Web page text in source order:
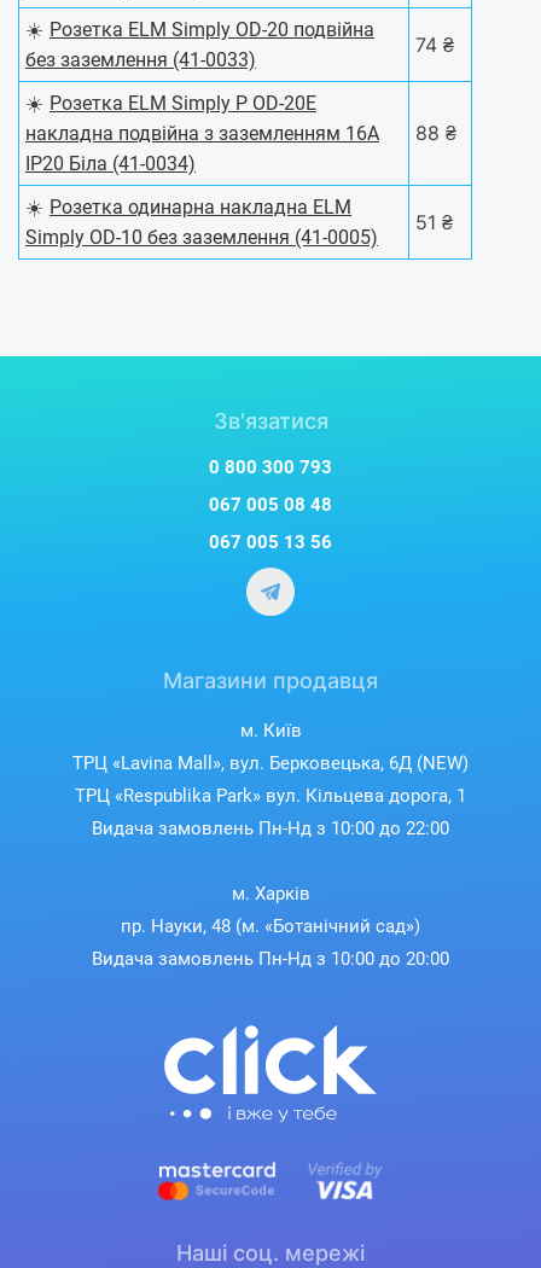
☀️ Розетка ELM Simply OD-20 подвійна
без заземлення (41-0033)
74 ₴
☀️ Розетка ELM Simply P ОD-20Е
накладна подвійна з заземленням 16А
IP20 Біла (41-0034)
88 ₴
☀️ Розетка одинарна накладна ELM
Simply OD-10 без заземлення (41-0005)
51 ₴
Зв'язатися
0 800 300 793
067 005 08 48
067 005 13 56
Магазини продавця
м. Київ
ТРЦ «Lavina Mall», вул. Берковецька, 6Д (NEW)
ТРЦ «Respublika Park» вул. Кільцева дорога, 1
Видача замовлень Пн-Нд з 10:00 до 22:00
м. Харків
пр. Науки, 48 (м. «Ботанічний сад»)
Видача замовлень Пн-Нд з 10:00 до 20:00
Наші соц. мережі